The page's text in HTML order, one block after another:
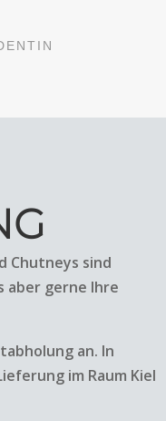
Chutneys sind
aber gerne Ihre
an. In
im Raum Kiel